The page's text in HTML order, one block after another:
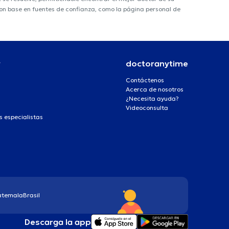
base en fuentes de confianza, como la página personal de
especialistas
doctoranytime
Contáctenos
Acerca de nosotros
¿Necesita ayuda?
Videoconsulta
Brasil
Descarga la app